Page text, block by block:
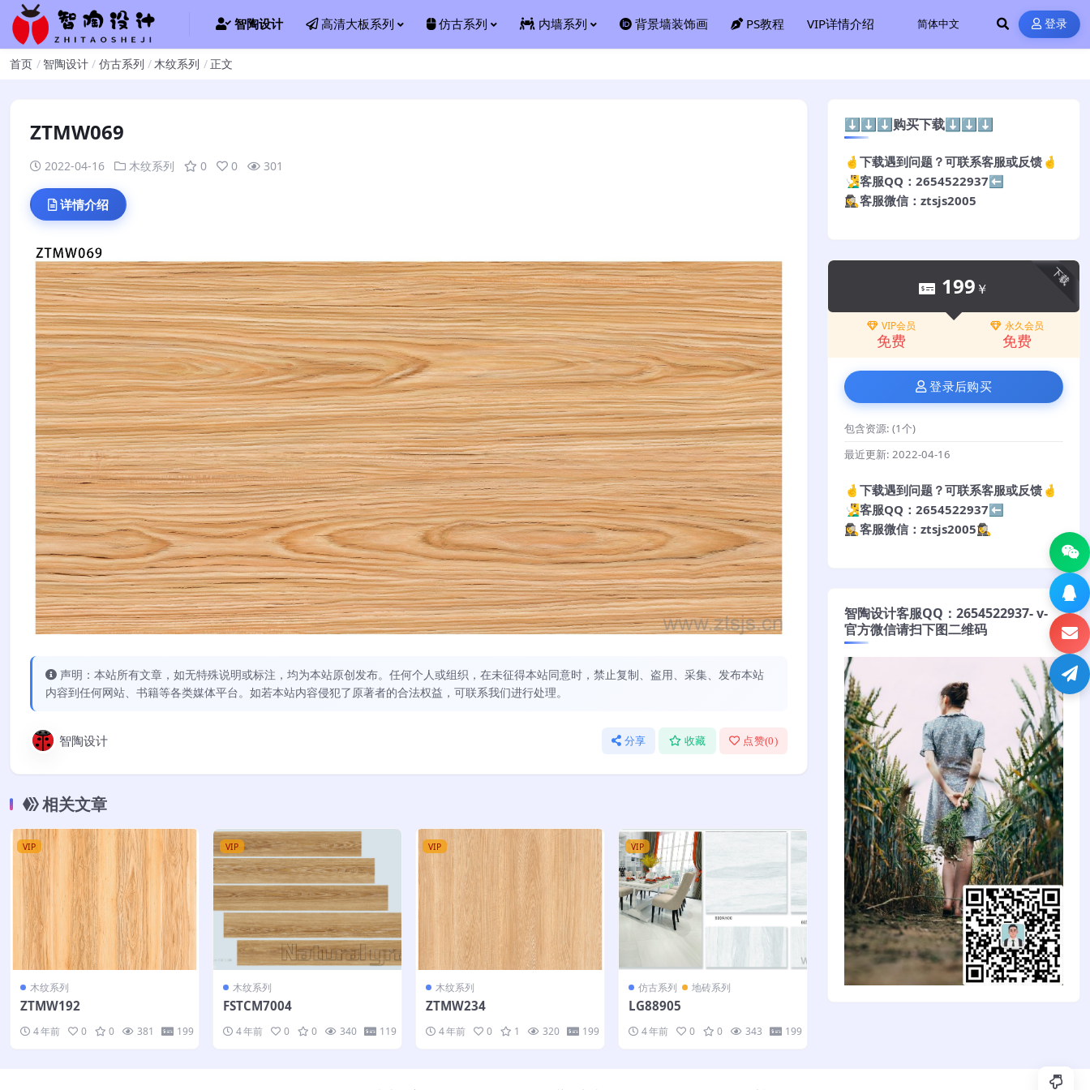
智陶设计 高清大板系列 仿古系列 内墙系列 背景墙装饰画 PS教程 VIP详情介绍 登录
首页 智陶设计 仿古系列 木纹系列 正文
ZTMW069
2022-04-16 木纹系列 0 0 301
详情介绍
声明：本站所有文章，如无特殊说明或标注，均为本站原创发布。任何个人或组织，在未征得本站同意时，禁止复制、盗用、采集、发布本站
内容到任何网站、书籍等各类媒体平台。如若本站内容侵犯了原著者的合法权益，可联系我们进行处理。
智陶设计 分享 收藏 点赞(0)
相关文章
VIP
木纹系列
ZTMW192
4 年前 0 0 381 199
VIP
木纹系列
FSTCM7004
4 年前 0 0 340 119
VIP
木纹系列
ZTMW234
4 年前 0 1 320 199
VIP
仿古系列 地砖系列
LG88905
4 年前 0 0 343 199
⬇️⬇️⬇️购买下载⬇️⬇️⬇️
🤞下载遇到问题？可联系客服或反馈🤞
🧏‍♂️客服QQ：2654522937⬅️
🕵️‍♀️客服微信：ztsjs2005
下载
199 ￥
VIP会员
免费
永久会员
免费
登录后购买
包含资源: (1个)
最近更新: 2022-04-16
🤞下载遇到问题？可联系客服或反馈🤞
🧏‍♂️客服QQ：2654522937⬅️
🕵️‍♀️客服微信：ztsjs2005🕵️‍♀️
智陶设计客服QQ：2654522937- v-
官方微信请扫下图二维码